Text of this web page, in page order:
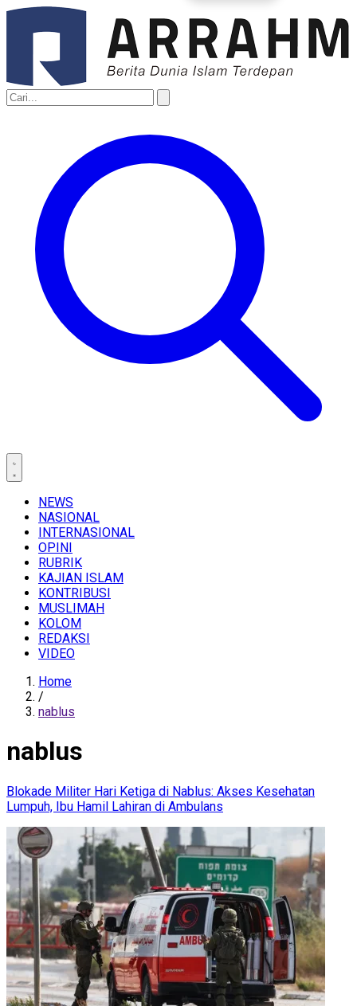
NEWS
NASIONAL
INTERNASIONAL
OPINI
RUBRIK
KAJIAN ISLAM
KONTRIBUSI
MUSLIMAH
KOLOM
REDAKSI
VIDEO
Home
/
nablus
nablus
Blokade Militer Hari Ketiga di Nablus: Akses Kesehatan
Lumpuh, Ibu Hamil Lahiran di Ambulans